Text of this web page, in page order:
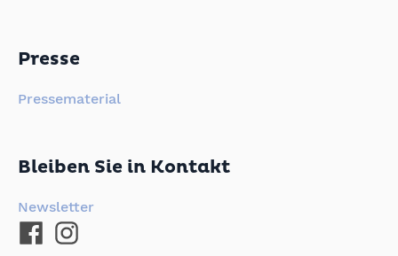
Presse
Pressematerial
Bleiben Sie in Kontakt
Newsletter